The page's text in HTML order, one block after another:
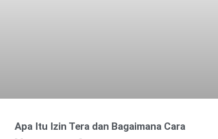
Apa Itu Izin Tera dan Bagaimana Cara